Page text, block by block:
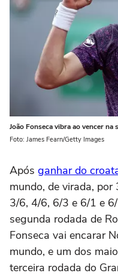
João Fonseca vibra ao vencer
Foto: James Fearn/Getty Images
Após ganhar do
mundo, de virada,
3/6, 4/6, 6/3 e 6/1 e
segunda rodada de
Fonseca vai encarar
mundo, e um dos
terceira rodada do